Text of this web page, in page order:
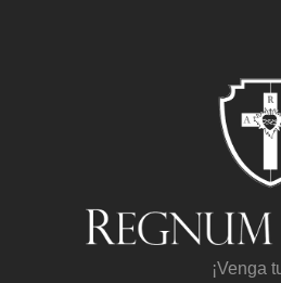
¡Venga